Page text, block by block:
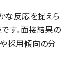
な反応を捉えら
す。面接結果の
採用傾向の分